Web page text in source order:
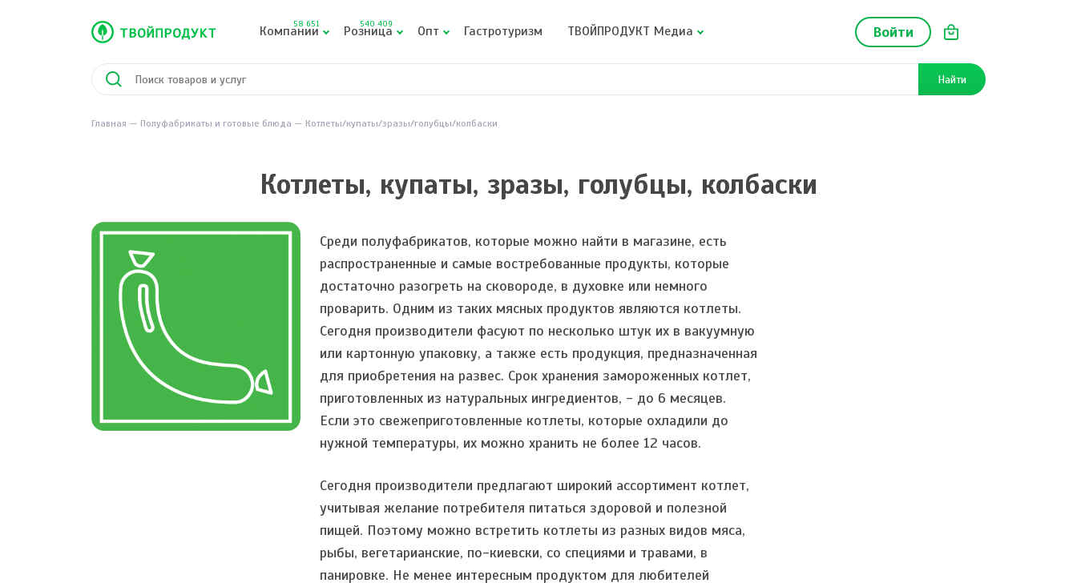
Войти
Компании
58 651 Розница
540 409 Опт Гастротуризм ТВОЙПРОДУКТ Медиа
Найти
Главная Полуфабрикаты и готовые блюда Котлеты/купаты/зразы/голубцы/колбаски
Котлеты, купаты, зразы, голубцы, колбаски
Среди полуфабрикатов, которые можно найти в магазине, есть
распространенные и самые востребованные продукты, которые
достаточно разогреть на сковороде, в духовке или немного
проварить. Одним из таких мясных продуктов являются котлеты.
Сегодня производители фасуют по несколько штук их в вакуумную
или картонную упаковку, а также есть продукция, предназначенная
для приобретения на развес. Срок хранения замороженных котлет,
приготовленных из натуральных ингредиентов, - до 6 месяцев.
Если это свежеприготовленные котлеты, которые охладили до
нужной температуры, их можно хранить не более 12 часов.
Сегодня производители предлагают широкий ассортимент котлет,
учитывая желание потребителя питаться здоровой и полезной
пищей. Поэтому можно встретить котлеты из разных видов мяса,
рыбы, вегетарианские, по-киевски, со специями и травами, в
панировке. Не менее интересным продуктом для любителей